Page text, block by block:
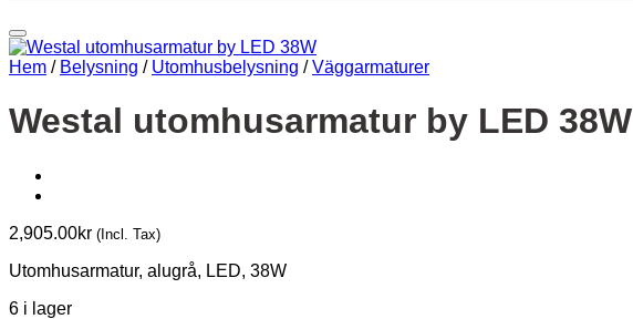
Hem / Belysning / Utomhusbelysning / Väggarmaturer
Westal utomhusarmatur by LED 38W
2,905.00kr (Incl. Tax)
Utomhusarmatur, alugrå, LED, 38W
6 i lager